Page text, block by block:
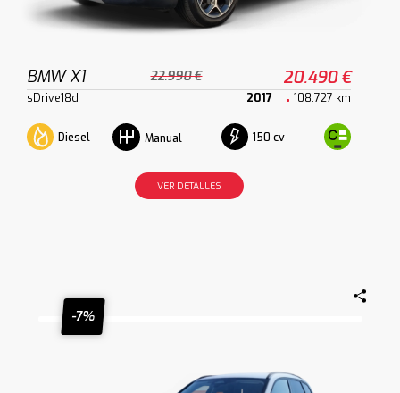
BMW X1 22.990 € 20.490 €
sDrive18d 2017 108.727 km
Diesel Manual 150 cv
VER DETALLES
-7%